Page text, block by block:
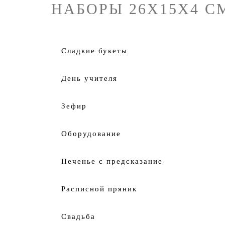
НАБОРЫ 26Х15Х4
Cладкие букеты
День учителя
Зефир
Оборудование
Печенье с предсказанием
Расписной пряник
Свадьба